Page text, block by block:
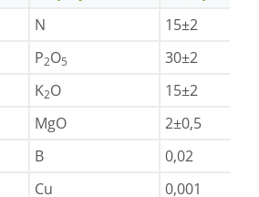
N
15±2
P2O5
30±2
K2O
15±2
MgO
2±0,5
B
0,02
Cu
0,001